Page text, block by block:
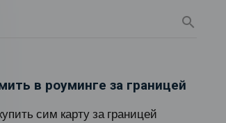
в роуминге за границей
сим карту за границей